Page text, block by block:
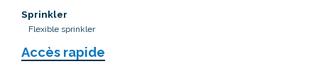
Sprinkler
Flexible sprinkler
Accès rapide